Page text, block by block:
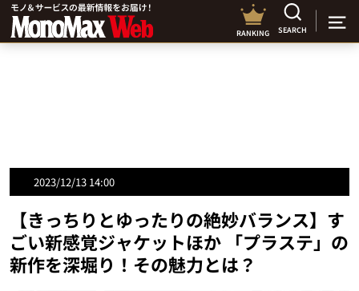
RANKING SEARCH
2023/12/13 14:00
【きっちりとゆったりの絶妙バランス】す
ごい新感覚ジャケットほか 「プラステ」の
新作を深堀り！その魅力とは？